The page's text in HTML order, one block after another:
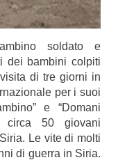
soldato e
dei bambini colpiti
di tre giorni in
per i suoi
e “Domani
circa 50 giovani
Le vite di molti
di guerra in Siria.